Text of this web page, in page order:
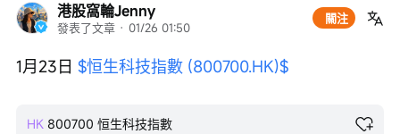
港股窩輪Jenny
發表了文章 · 01/26 01:50
關注
1月23日 $恒生科技指數 (800700.HK)$
HK 800700 恒生科技指數